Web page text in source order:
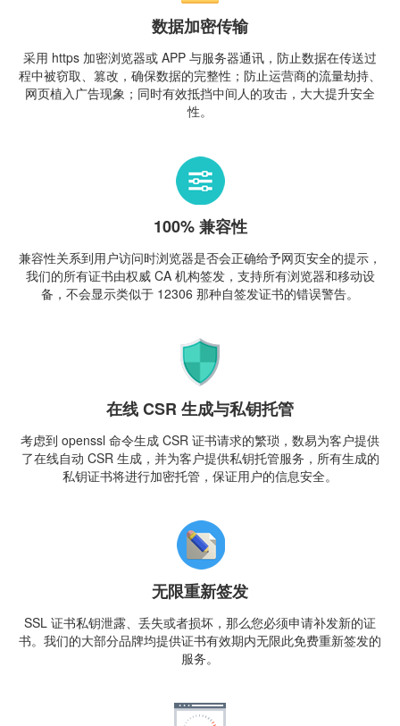
数据加密传输
采用 https 加密浏览器或 APP 与服务器通讯，防止数据在传送过
程中被窃取、篡改，确保数据的完整性；防止运营商的流量劫持、
网页植入广告现象；同时有效抵挡中间人的攻击，大大提升安全
性。
100% 兼容性
兼容性关系到用户访问时浏览器是否会正确给予网页安全的提示，
我们的所有证书由权威 CA 机构签发，支持所有浏览器和移动设
备，不会显示类似于 12306 那种自签发证书的错误警告。
在线 CSR 生成与私钥托管
考虑到 openssl 命令生成 CSR 证书请求的繁琐，数易为客户提供
了在线自动 CSR 生成，并为客户提供私钥托管服务，所有生成的
私钥证书将进行加密托管，保证用户的信息安全。
无限重新签发
SSL 证书私钥泄露、丢失或者损坏，那么您必须申请补发新的证
书。我们的大部分品牌均提供证书有效期内无限此免费重新签发的
服务。